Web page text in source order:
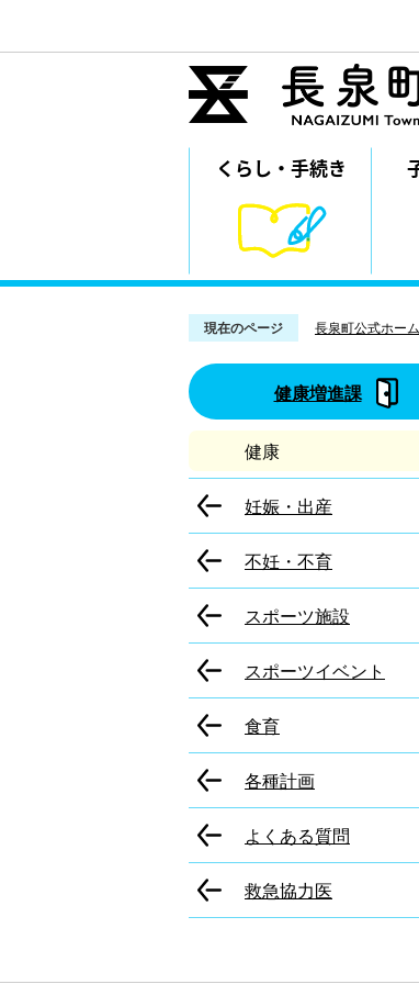
くらし・ ⼿続き
現在のページ 長泉町公式ホー
健康増進課
健康
妊娠・出産
不妊・不育
スポーツ施設
スポーツイベント
食育
各種計画
よくある質問
救急協力医